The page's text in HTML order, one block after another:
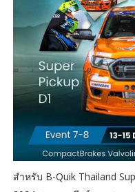
สำหรับ B-Quik Thailand